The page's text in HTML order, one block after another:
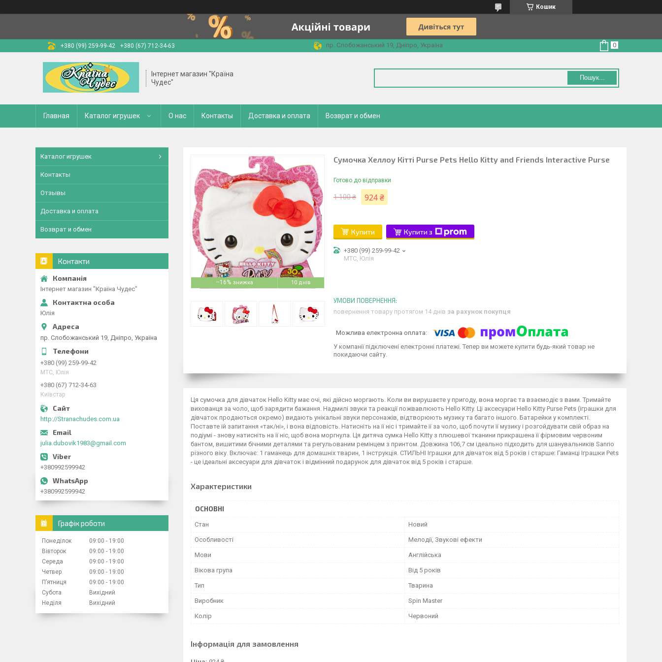
Кошик
+380 (99) 259-99-42 +380 (67) 712-34-63 пр. Слобожанський 19, Дніпро, Україна
Інтернет магазин "Країна
Чудес"
Пошук...
Главная Каталог игрушек О нас Контакты Доставка и оплата Возврат и обмен
–16% 10 днів
Сумочка Хеллоу Кітті Purse Pets Hello Kitty and Friends Interactive Purse
Готово до відправки
1 100 ₴ 924 ₴
Купити Купити з
+380 (99) 259-99-42
МТС, Юлія
повернення товару протягом 14 днів за рахунок покупця
У компанії підключені електронні платежі. Тепер ви можете купити будь-який товар не
покидаючи сайту.
Ця сумочка для дівчаток Hello Kitty має очі, які дійсно моргають. Коли ви вирушаєте у пригоду, вона моргає та взаємодіє з вами. Тримайте
вихованця за чоло, щоб зарядити бажання. Надмилі звуки та реакції пожвавлюють Hello Kitty. Ці аксесуари Hello Kitty Purse Pets (іграшки для
дівчаток продаються окремо) видають унікальні звуки персонажів, відтворюють музику та багато іншого. Батарейки у комплекті.
Поставте їй запитання «так/ні», і вона відповість. Натисніть на її ніс і тримайте її за чоло, щоб почути її музику і розгойдувати свій образ на
подіумі - знову натисніть на її ніс, щоб вона моргнула. Ця дитяча сумка Hello Kitty з плюшевої тканини прикрашена її фірмовим червоним
бантом, вишитими бічними деталями та регульованим ремінцем з принтом. Довжина 106,7 см ідеально підходить для шанувальників Sanrio
різного віку. Включає: 1 гаманець для домашніх тварин, 1 інструкція. СТИЛЬНІ Іграшки для дівчаток від 5 років і старше: Гаманці Іграшки Pets
- це ідеальні аксесуари для дівчаток і відмінний подарунок для дівчаток від 5 років і старше.
Характеристики
ОСНОВНІ
Стан Новий
Особливості Мелодії, Звукові ефекти
Мови Англійська
Вікова група Від 5 років
Тип Тварина
Виробник Spin Master
Колір Червоний
Інформація для замовлення
Каталог игрушек
Контакты
Отзывы
Доставка и оплата
Возврат и обмен
Контакти
Інтернет магазин "Країна Чудес"
Юлія
пр. Слобожанський 19, Дніпро, Україна
+380 (99) 259-99-42
МТС, Юлія
+380 (67) 712-34-63
Київстар
http://Stranachudes.com.ua
julia.dubovik1983@gmail.com
+380992599942
+380992599942
Графік роботи
Понеділок 09:00
19:00
Вівторок
09:00
19:00
Середа
09:00
19:00
Четвер
09:00
19:00
Пʼятниця
09:00
19:00
Субота
Вихідний
Неділя
Вихідний